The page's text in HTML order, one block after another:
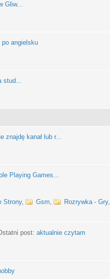
Gliw...
po angielsku
stud...
znajdę kanał lub r...
Playing Games...
Strony, Gsm, Rozrywka - Gry,
post: aktualnie czytam